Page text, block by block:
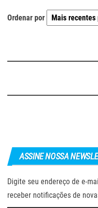
Ordenar por
ASSINE NOSSA
Digite seu endereço de e-
receber notificações de